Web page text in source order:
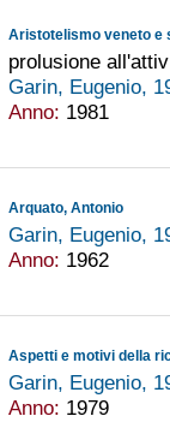
Aristotelismo veneto e
prolusione
Garin, Eugenio,
Anno: 1981
Arquato, Antonio
Garin, Eugenio,
Anno: 1962
Aspetti e motivi della
Garin, Eugenio,
Anno: 1979